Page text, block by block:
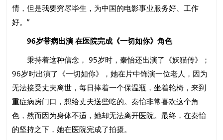
情，但是我要穷尽毕生，为中国的电影事业服务好、工作
好。”
96岁带病出演 在医院完成《一切如你》角色
秉持着这种信念， 95岁时，秦怡还出演了《妖猫传》；
96岁时出演了《一切如你》，她在片中饰演一位老人，因为
无法接受丈夫离世，每日捧着一个保温瓶，坐着轮椅，来到
重症病房门口，想给丈夫送些吃的。秦怡非常喜欢这个角
色，然而因为身体不适，她却无法离开医院。最终，在秦怡
的坚持之下，她在医院完成了拍摄。